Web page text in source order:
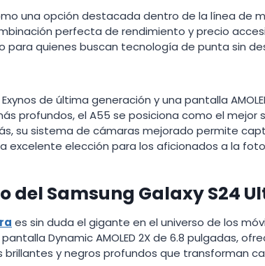
una opción destacada dentro de la línea de
perfecta de rendimiento y precio
para quienes buscan tecnología de punta sin
de última generación y una pantalla
profundos, el A55 se posiciona como el mejor
su sistema de cámaras mejorado permite
excelente elección para los aficionados a la
del Samsung Galaxy S24
es sin duda el gigante en el universo de los
Dynamic AMOLED 2X de 6.8 pulgadas,
brillantes y negros profundos que transforman